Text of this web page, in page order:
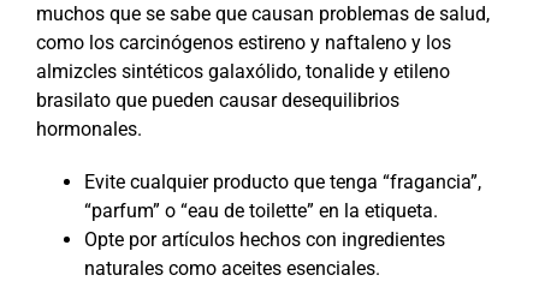
muchos que se sabe que causan problemas de salud,
como los carcinógenos estireno y naftaleno y los
almizcles sintéticos galaxólido, tonalide y etileno
brasilato que pueden causar desequilibrios
hormonales.
Evite cualquier producto que tenga “fragancia”,
“parfum” o “eau de toilette” en la etiqueta.
Opte por artículos hechos con ingredientes
naturales como aceites esenciales.